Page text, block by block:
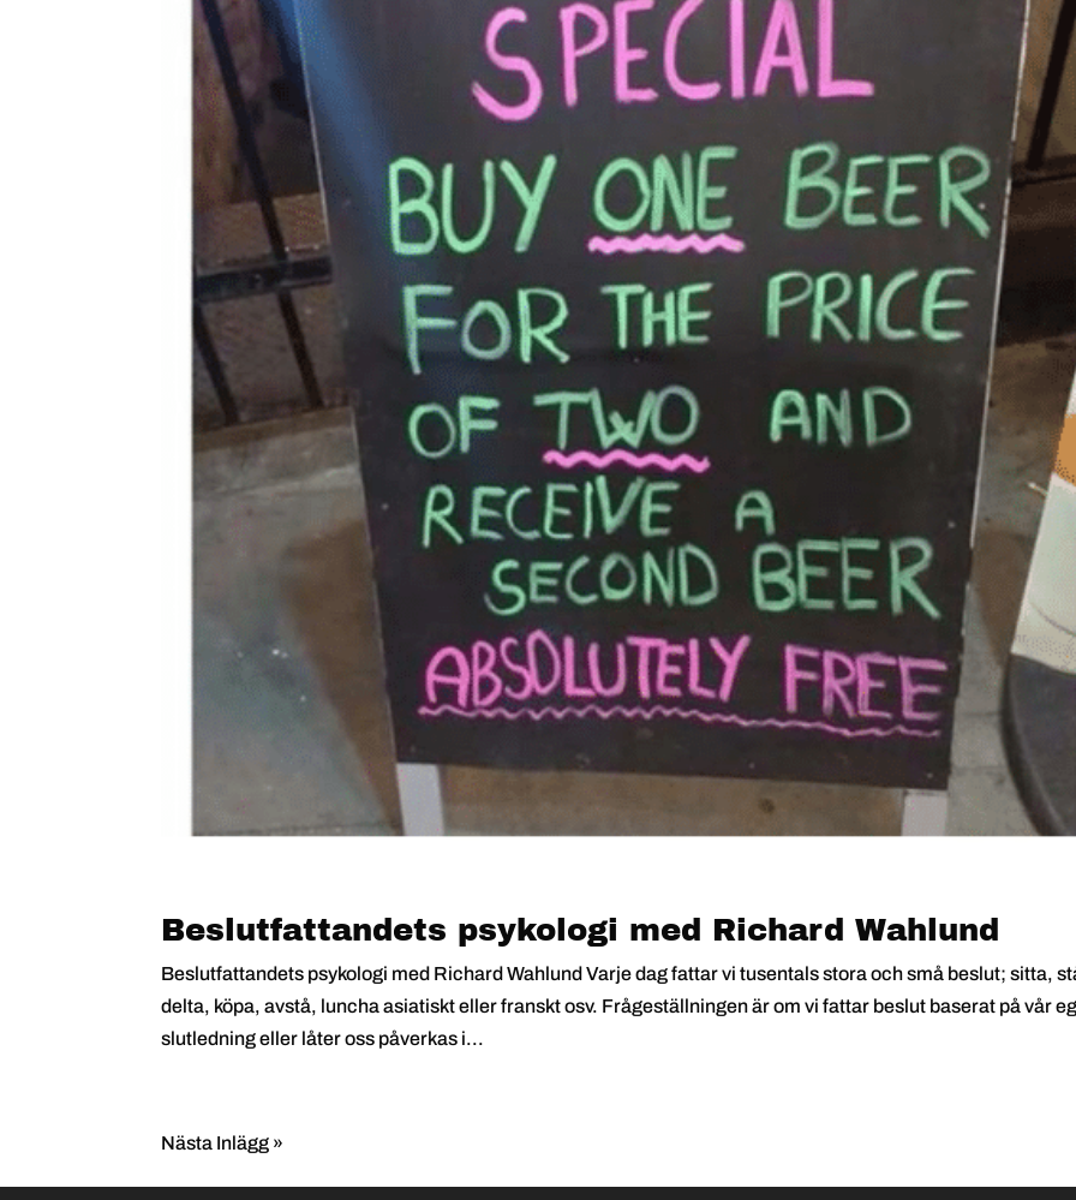
Beslutfattandets psykologi med Richard Wahlund
Beslutfattandets psykologi med Richard Wahlund Varje dag fattar vi tusentals stora och små beslut; sitta,
delta, köpa, avstå, luncha asiatiskt eller franskt osv. Frågeställningen är om vi fattar beslut baserat på vår
slutledning eller låter oss påverkas i...
Nästa Inlägg »